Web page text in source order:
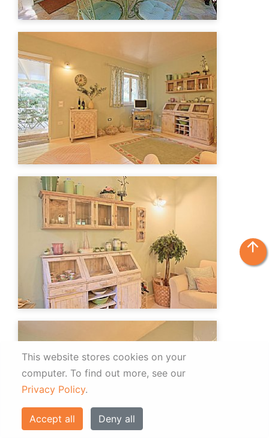
This website stores cookies on your
computer. To find out more, see our
Privacy Policy.
Accept all Deny all
arrow_upward